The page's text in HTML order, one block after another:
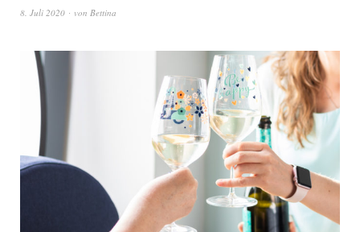
8. Juli 2020 von Bettina